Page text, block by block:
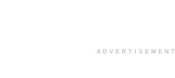
ADVERTISEMENT